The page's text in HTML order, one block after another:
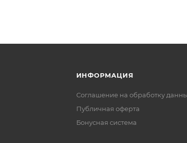
ИНФОРМАЦИЯ
Соглашение на обработку
Публичная оферта
Бонусная система